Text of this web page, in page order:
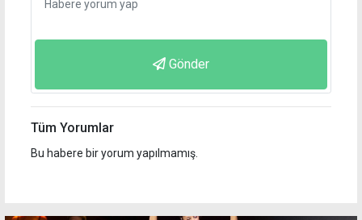
Gönder
Tüm Yorumlar
Bu habere bir yorum yapılmamış.